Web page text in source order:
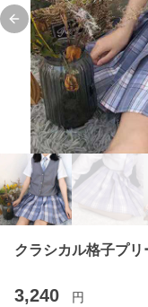
Previous slide
クラシカル格子プ
3,240 円